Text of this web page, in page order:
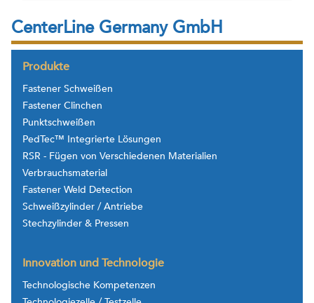
CenterLine Germany GmbH
Produkte
Fastener Schweißen
Fastener Clinchen
Punktschweißen
PedTec™ Integrierte Lösungen
RSR - Fügen von Verschiedenen Materialien
Verbrauchsmaterial
Fastener Weld Detection
Schweißzylinder / Antriebe
Stechzylinder & Pressen
Innovation und Technologie
Technologische Kompetenzen